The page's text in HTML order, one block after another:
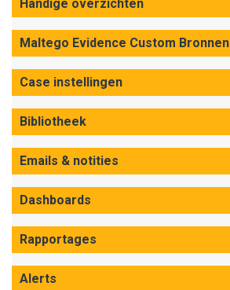
Handige overzichten
Maltego Evidence Custom Bronnen
Case instellingen
Bibliotheek
Emails & notities
Dashboards
Rapportages
Alerts